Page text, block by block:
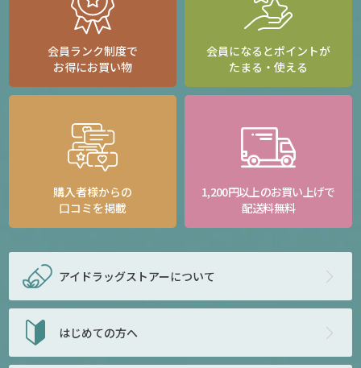
会員ランク制度で
お得にお買い物
会員になるとポイントが
たまる・使える
購入者様からの
口コミを掲載
1,200円以上のお買い上げで
配送料無料
アイドラッグストアーについて
はじめての方へ